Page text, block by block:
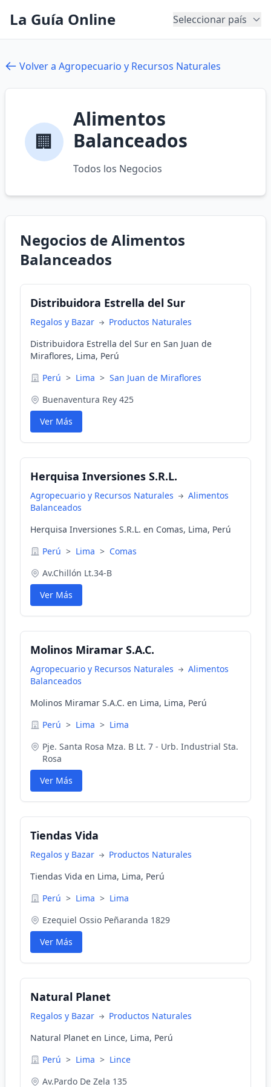
La Guía Online Seleccionar país
Volver a Agropecuario y Recursos Naturales
🏢
Alimentos
Balanceados
Todos los Negocios
Negocios de Alimentos
Balanceados
Distribuidora Estrella del Sur
Regalos y Bazar
Productos Naturales
Distribuidora Estrella del Sur en San Juan de
Miraflores, Lima, Perú
Perú > Lima > San Juan de Miraflores
Buenaventura Rey 425
Ver Más
Herquisa Inversiones S.R.L.
Agropecuario y Recursos Naturales
Alimentos
Balanceados
Herquisa Inversiones S.R.L. en Comas, Lima, Perú
Perú > Lima > Comas
Av.Chillón Lt.34-B
Ver Más
Molinos Miramar S.A.C.
Agropecuario y Recursos Naturales
Alimentos
Balanceados
Molinos Miramar S.A.C. en Lima, Lima, Perú
Perú > Lima > Lima
Pje. Santa Rosa Mza. B Lt. 7 - Urb. Industrial Sta.
Rosa
Ver Más
Tiendas Vida
Regalos y Bazar
Productos Naturales
Tiendas Vida en Lima, Lima, Perú
Perú > Lima > Lima
Ezequiel Ossio Peñaranda 1829
Ver Más
Natural Planet
Regalos y Bazar
Productos Naturales
Natural Planet en Lince, Lima, Perú
Perú > Lima > Lince
Av.Pardo De Zela 135